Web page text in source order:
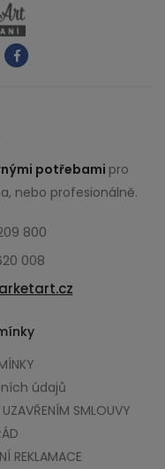
potřebami pro
nebo profesionálně.
800
008
údajů
SMLOUVY
REKLAMACE